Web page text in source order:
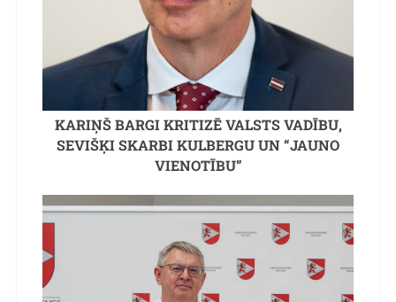
KARIŅŠ BARGI KRITIZĒ VALSTS VADĪBU,
SEVIŠĶI SKARBI KULBERGU UN “JAUNO
VIENOTĪBU”